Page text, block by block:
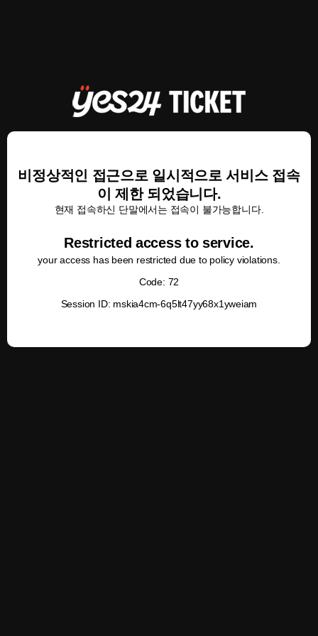
비정상적인 접근으로 일시적으로 서비스 접속
이 제한 되었습니다.
현재 접속하신 단말에서는 접속이 불가능합니다.
Restricted access to service.
your access has been restricted due to policy violations.
Code: 72
Session ID: mskia4cm-6q5lt47yy68x1yweiam